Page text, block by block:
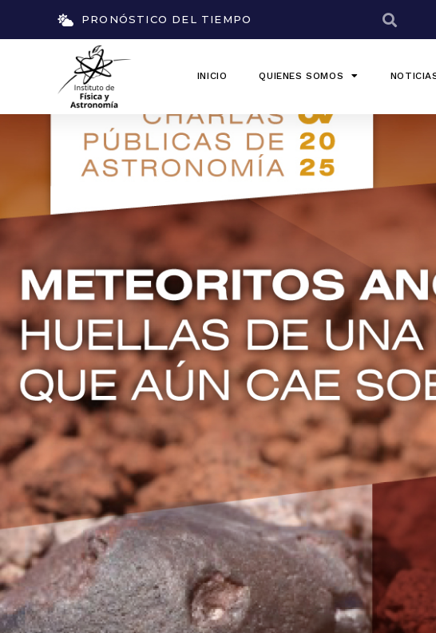
PRONÓSTICO DEL TIEMPO
INICIO QUIENES SOMOS